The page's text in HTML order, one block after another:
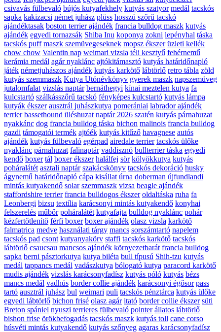
csivavás fülbevaló bújós kutyafekhely kutyás szatyor medál tacskós
sapka kakizacsi német juhász plüss hosszú szőrű tacskó
ajándéktasak boston terrier ajándék francia bulldog maszk kutyás
ajándék egyedi tornazsák Shiba Inu koponya zokni lepényhal táska
tacskós puff maszk szemüvegeseknek mopsz ékszer üzleti kellék
chow chow Valentin nap weimari vizsla téli kesztyű fehérnemű
kerámia medál agár nyaklánc ajtókitámasztó kutyás határidőnapló
játék németjuhászos ajándék kutyás karkötő lábtörlő retro tábla zöld
kutyás szemmaszk Kutya Utónévkönyv gyerek maszk napszemüveg
jutalomfalat vizslás naptár bernáthegyi kínai meztelen kutya fa
kulcstartó szálkásszőrű tacskó fényképes kulcstartó kutyás lámpa
kutyák ékszer ausztrál juhászkutya pomerániai labrador ajándék
terrier bassethound üléshuzat naptár 2026 szatén kutyás párnahuzat
nyakkánc dog francia bulldog táska bichon malinois francia bulldog
gazdi támogatói termék ajtóék kutyás kitűző havagnese autós
ajándék kutyás fülbevaló egérpad airedale terrier tacskós ülőke
nyaklánc párnahuzat falinaptár vaddisznó bullterrier táska egyedi
kendő boxer tál boxer ékszer halálfej sör kölyökkutya kutyás
poháralátét asztali naptár szakácskönyv tacskós dekoráció husky
ágynemű határidőnapló cápa kisállat úrna doberman újfundlandi
mintás kutyakendő solar szemmaszk vizsa beagle ajándék
staffordshire terrier francia bulldogos ékszer oldaltáska ruha fa
Leonbergi bizsu textília karácsonyi mintás kutyakendő konyhai
felszerelés műbőr poháralátét kutyafajta bulldog nyaklánc pohár
kézfertőtlenítő férfi boxer boxer ajándék olasz vizsla karkötő
falmatrica medve használati tárgy mancs sorszámtartó napelem
tacskós pad csont kutyanyakörv staffi tacskós karkötő tacskós
lábtörlő csaucsau mancsos ajándék környezetbarát francia bulldog
sapka berni pásztorkutya kutya biléta bull típusú Shih-tzu kutyás
medál tappancs medál vadászkutya bólogató kutya paracord karkötő
mudis ajándék vizslás karácsonyfadísz kutyás póló kutyás bézs
mancs medál vadhús border collie ajándék karácsonyi égősor pass
tartó ausztrál juhász bul weimari puli tacskós pénztárca kutyás ülőke
egyedi lábtörlő bichon frisé olasz agár itató border collie ékszer süti
Breton spániel nyuszi terrieres fülbevaló pointer állatos lábtörlő
bishon frise örökbefogadás tacskós maszk kutyás toll cane corso
húsvéti mintás kutyakendő kutyás szőnyeg agaras karácsonyfadísz